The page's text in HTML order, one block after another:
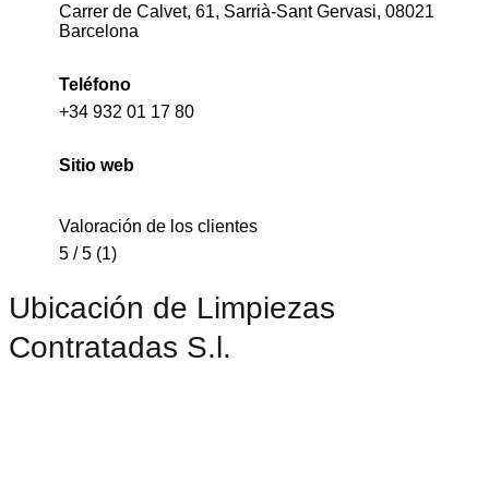
Carrer de Calvet, 61, Sarrià-Sant Gervasi, 08021
Barcelona
Teléfono
+34 932 01 17 80
Sitio web
Valoración de los clientes
5 / 5 (1)
Ubicación de Limpiezas
Contratadas S.l.